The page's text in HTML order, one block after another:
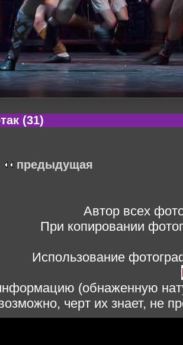
(31)
предыдущая
Автор всех
При копировании
Использование
(обнаженную
черт их знает, не